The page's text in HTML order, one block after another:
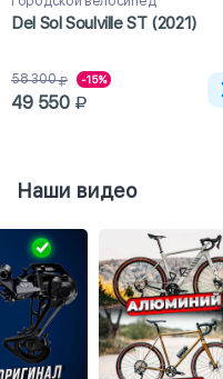
Del Sol Soulville ST (2021)
58 300 -15%
49 550
Наши видео